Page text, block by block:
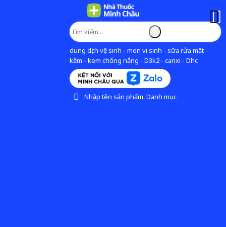
dung dịch vệ sinh - men vi sinh - sữa rửa mặt -
kẽm - kem chống nắng - D3k2 - canxi - Dhc
Nhập tên sản phẩm, Danh mục